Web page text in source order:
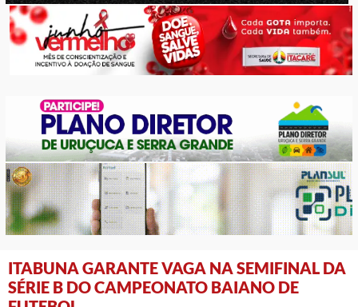
ITABUNA GARANTE VAGA NA SEMIFINAL DA
SÉRIE B DO CAMPEONATO BAIANO DE